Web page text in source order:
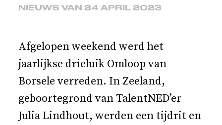
NIEUWS VAN 24 APRIL 2023
Afgelopen weekend werd het
jaarlijkse drieluik Omloop van
Borsele verreden. In Zeeland,
geboortegrond van TalentNED’er
Julia Lindhout, werden een tijdrit en